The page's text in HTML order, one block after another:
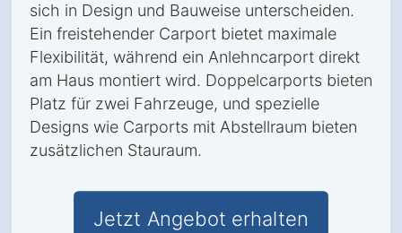
sich in Design und Bauweise unterscheiden.
Ein freistehender Carport bietet maximale
Flexibilität, während ein Anlehncarport direkt
am Haus montiert wird. Doppelcarports bieten
Platz für zwei Fahrzeuge, und spezielle
Designs wie Carports mit Abstellraum bieten
zusätzlichen Stauraum.
Jetzt Angebot erhalten